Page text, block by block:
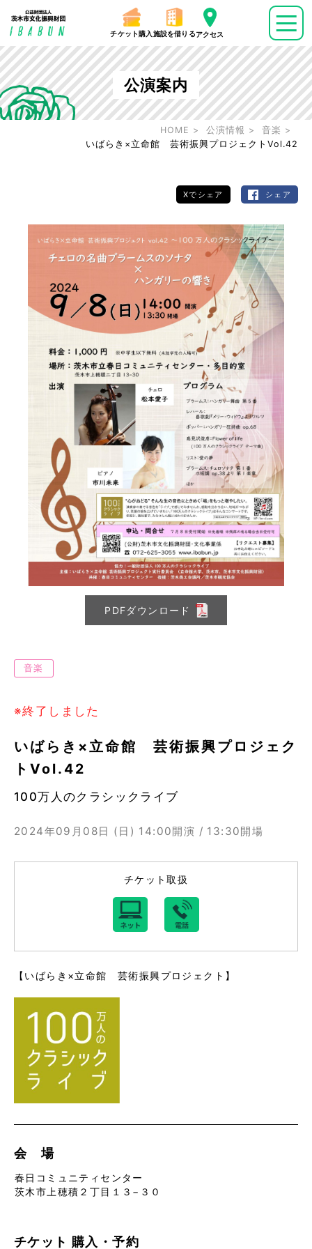
チケット購入 施設を借りるアクセス
公演案内
HOME 公演情報
音楽
いばらき×立命館 芸術振興プロジェクトVol.42
Xでシェア シェア
PDFダウンロード
音楽
※終了しました
いばらき×立命館 芸術振興プロジェク
トVol.42
100万人のクラシックライブ
2024年09月08日 (日) 14:00開演 / 13:30開場
チケット取扱
【いばらき×立命館 芸術振興プロジェクト】
会 場
春日コミュニティセンター
茨木市上穂積２丁目１３−３０
チケット 購入・予約